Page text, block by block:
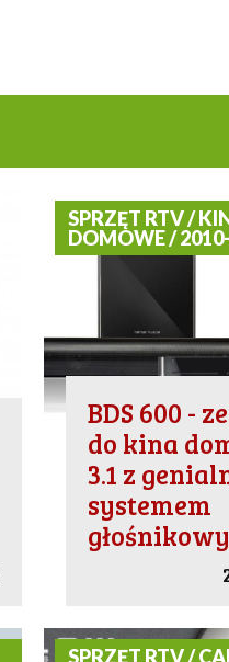
SPRZĘT RTV /
DOMOWE /
BDS 600 -
do kina
3.1 z
systemem
SPRZĘT RTV /